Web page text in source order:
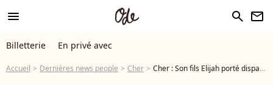
menu search newsletter
Billetterie En privé avec
Accueil Dernières news people Cher Cher : Son fils Elijah porté disparu, elle craint le pire